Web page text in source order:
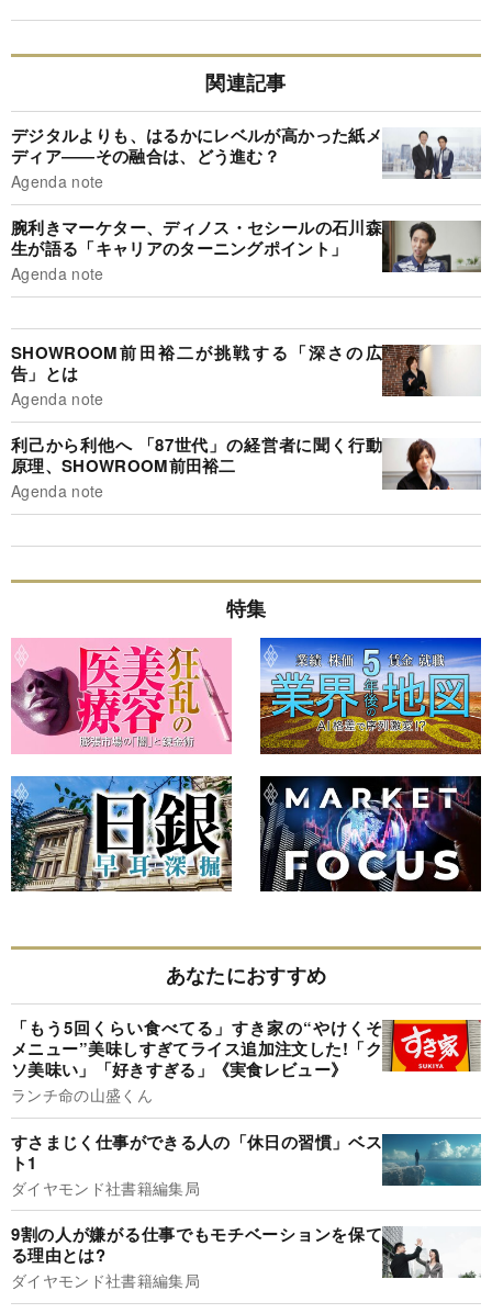
関連記事
デジタルよりも、はるかにレベルが高かった紙メ
ディア――その融合は、どう進む？
Agenda note
腕利きマーケター、ディノス・セシールの石川森
生が語る「キャリアのターニングポイント」
Agenda note
SHOWROOM前田裕二が挑戦する「深さの広
告」とは
Agenda note
利己から利他へ 「87世代」の経営者に聞く行動
原理、SHOWROOM前田裕二
Agenda note
特集
あなたにおすすめ
「もう5回くらい食べてる」すき家の“やけくそ
メニュー”美味しすぎてライス追加注文した!「ク
ソ美味い」「好きすぎる」《実食レビュー》
ランチ命の山盛くん
すさまじく仕事ができる人の「休日の習慣」ベス
ト1
ダイヤモンド社書籍編集局
9割の人が嫌がる仕事でもモチベーションを保て
る理由とは?
ダイヤモンド社書籍編集局